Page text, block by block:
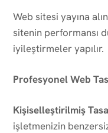
Web sitesi yayına
sitenin performansı
iyileştirmeler yapılır.
Profesyonel Web
Kişiselleştirilmiş
işletmenizin